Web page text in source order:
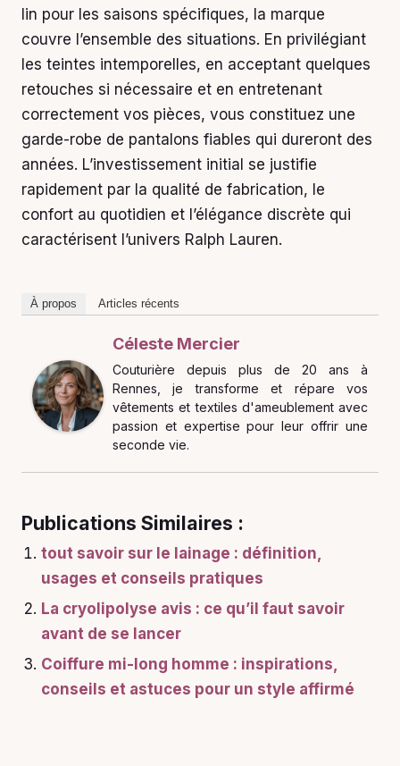
lin pour les saisons spécifiques, la marque
couvre l’ensemble des situations. En privilégiant
les teintes intemporelles, en acceptant quelques
retouches si nécessaire et en entretenant
correctement vos pièces, vous constituez une
garde-robe de pantalons fiables qui dureront des
années. L’investissement initial se justifie
rapidement par la qualité de fabrication, le
confort au quotidien et l’élégance discrète qui
caractérisent l’univers Ralph Lauren.
À propos Articles récents
Céleste Mercier
Couturière depuis plus de 20 ans à
Rennes, je transforme et répare vos
vêtements et textiles d'ameublement avec
passion et expertise pour leur offrir une
seconde vie.
Publications Similaires :
tout savoir sur le lainage : définition,
usages et conseils pratiques
La cryolipolyse avis : ce qu’il faut savoir
avant de se lancer
Coiffure mi-long homme : inspirations,
conseils et astuces pour un style affirmé